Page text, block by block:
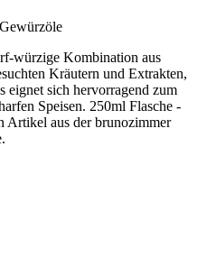
würzige Kombination aus
Kräutern und Extrakten,
sich hervorragend zum
Speisen. 250ml Flasche -
aus der brunozimmer